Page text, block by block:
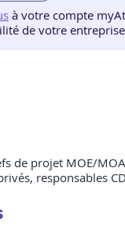
à votre compte
de votre
de projet MOE/
responsables